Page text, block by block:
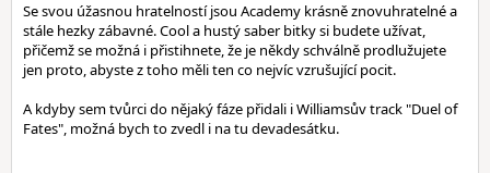
Se svou úžasnou hratelností jsou Academy krásně znovuhratelné a
stále hezky zábavné. Cool a hustý saber bitky si budete užívat,
přičemž se možná i přistihnete, že je někdy schválně prodlužujete
jen proto, abyste z toho měli ten co nejvíc vzrušující pocit.
A kdyby sem tvůrci do nějaký fáze přidali i Williamsův track "Duel of
Fates", možná bych to zvedl i na tu devadesátku.